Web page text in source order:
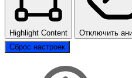
Highlight Content Отключить
Сброс настроек